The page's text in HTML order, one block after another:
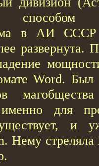
способом
в АИ СССР
развернута.
Word. Был
для
и
Нему